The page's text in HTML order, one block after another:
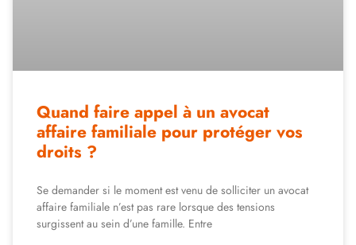
Quand faire appel à un avocat
affaire familiale pour protéger vos
droits ?
Se demander si le moment est venu de solliciter un avocat
affaire familiale n’est pas rare lorsque des tensions
surgissent au sein d’une famille. Entre